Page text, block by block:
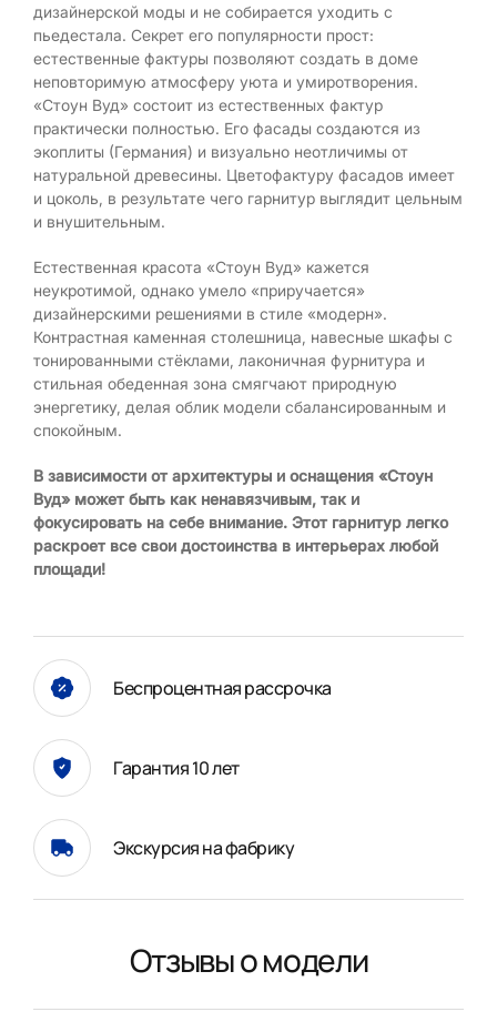
дизайнерской моды и не собирается уходить с
пьедестала. Секрет его популярности прост:
естественные фактуры позволяют создать в доме
неповторимую атмосферу уюта и умиротворения.
«Стоун Вуд» состоит из естественных фактур
практически полностью. Его фасады создаются из
экоплиты (Германия) и визуально неотличимы от
натуральной древесины. Цветофактуру фасадов имеет
и цоколь, в результате чего гарнитур выглядит цельным
и внушительным.
Естественная красота «Стоун Вуд» кажется
неукротимой, однако умело «приручается»
дизайнерскими решениями в стиле «модерн».
Контрастная каменная столешница, навесные шкафы с
тонированными стёклами, лаконичная фурнитура и
стильная обеденная зона смягчают природную
энергетику, делая облик модели сбалансированным и
спокойным.
В зависимости от архитектуры и оснащения «Стоун
Вуд» может быть как ненавязчивым, так и
фокусировать на себе внимание. Этот гарнитур легко
раскроет все свои достоинства в интерьерах любой
площади!
Беспроцентная рассрочка
Гарантия 10 лет
Экскурсия на фабрику
Отзывы о модели